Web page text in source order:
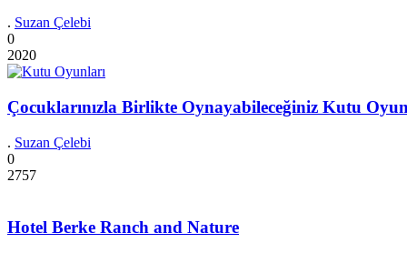
. Suzan Çelebi
0
2020
Çocuklarınızla Birlikte Oynayabileceğiniz Kutu
. Suzan Çelebi
0
2757
Hotel Berke Ranch and Nature